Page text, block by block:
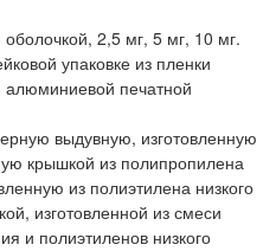
2,5 мг, 5 мг, 10 мг.
упаковке из пленки
печатной
выдувную, изготовленную
крышкой из полипропилена
из полиэтилена низкого
изготовленной из смеси
и полиэтиленов низкого